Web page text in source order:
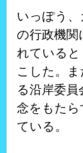
いっぽう
の行政機
れている
こした。
る沿岸委
念をもた
ている。